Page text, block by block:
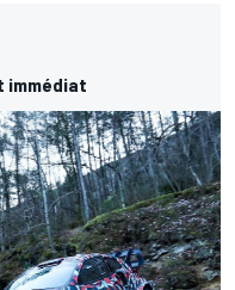
immédiat